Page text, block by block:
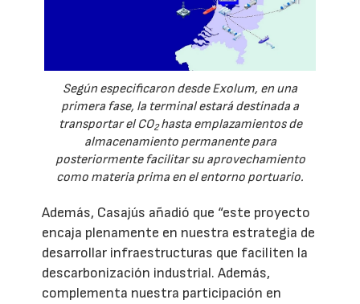
Según especificaron desde Exolum, en una
primera fase, la terminal estará destinada a
transportar el CO2hasta emplazamientos de
almacenamiento permanente para
posteriormente facilitar su aprovechamiento
como materia prima en el entorno portuario.
Además, Casajús añadió que “este proyecto
encaja plenamente en nuestra estrategia de
desarrollar infraestructuras que faciliten la
descarbonización industrial. Además,
complementa nuestra participación en